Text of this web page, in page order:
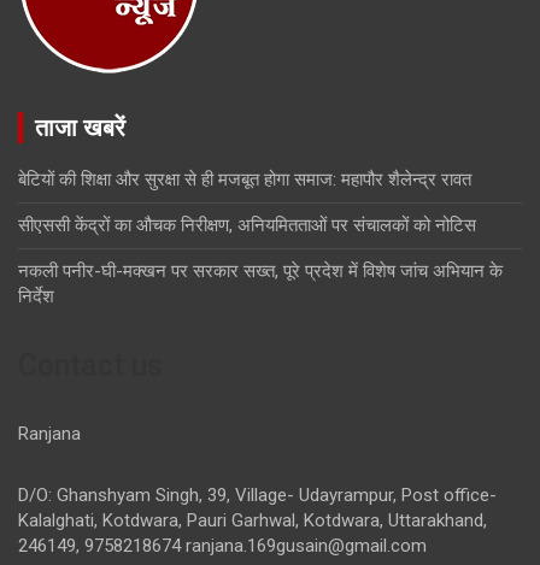
ताजा खबरें
बेटियों की शिक्षा और सुरक्षा से ही मजबूत होगा समाज: महापौर शैलेन्द्र रावत
सीएससी केंद्रों का औचक निरीक्षण, अनियमितताओं पर संचालकों को नोटिस
नकली पनीर-घी-मक्खन पर सरकार सख्त, पूरे प्रदेश में विशेष जांच अभियान के
निर्देश
Ranjana
D/O: Ghanshyam Singh, 39, Village- Udayrampur, Post office-
Kalalghati, Kotdwara, Pauri Garhwal, Kotdwara, Uttarakhand,
246149, 9758218674ranjana.169gusain@gmail.com